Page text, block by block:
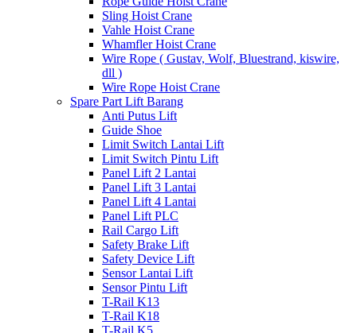
Sling Hoist Crane
Vahle Hoist Crane
Whamfler Hoist Crane
Wire Rope ( Gustav, Wolf, Bluestrand, kiswire,
dll )
Wire Rope Hoist Crane
Spare Part Lift Barang
Anti Putus Lift
Guide Shoe
Limit Switch Lantai Lift
Limit Switch Pintu Lift
Panel Lift 2 Lantai
Panel Lift 3 Lantai
Panel Lift 4 Lantai
Panel Lift PLC
Rail Cargo Lift
Safety Brake Lift
Safety Device Lift
Sensor Lantai Lift
Sensor Pintu Lift
T-Rail K13
T-Rail K18
T-Rail K5